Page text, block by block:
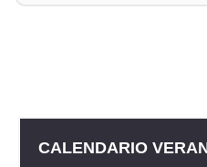
CALENDARIO